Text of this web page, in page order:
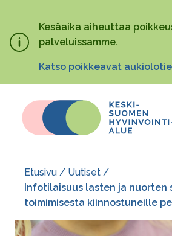
pääsisältöönKesäaika aiheuttaa
palveluissamme.
Katso poikkeavat
Murupolku
Etusivu
Uutiset
Infotilaisuus lasten ja nuorten
toimimisesta kiinnostuneille